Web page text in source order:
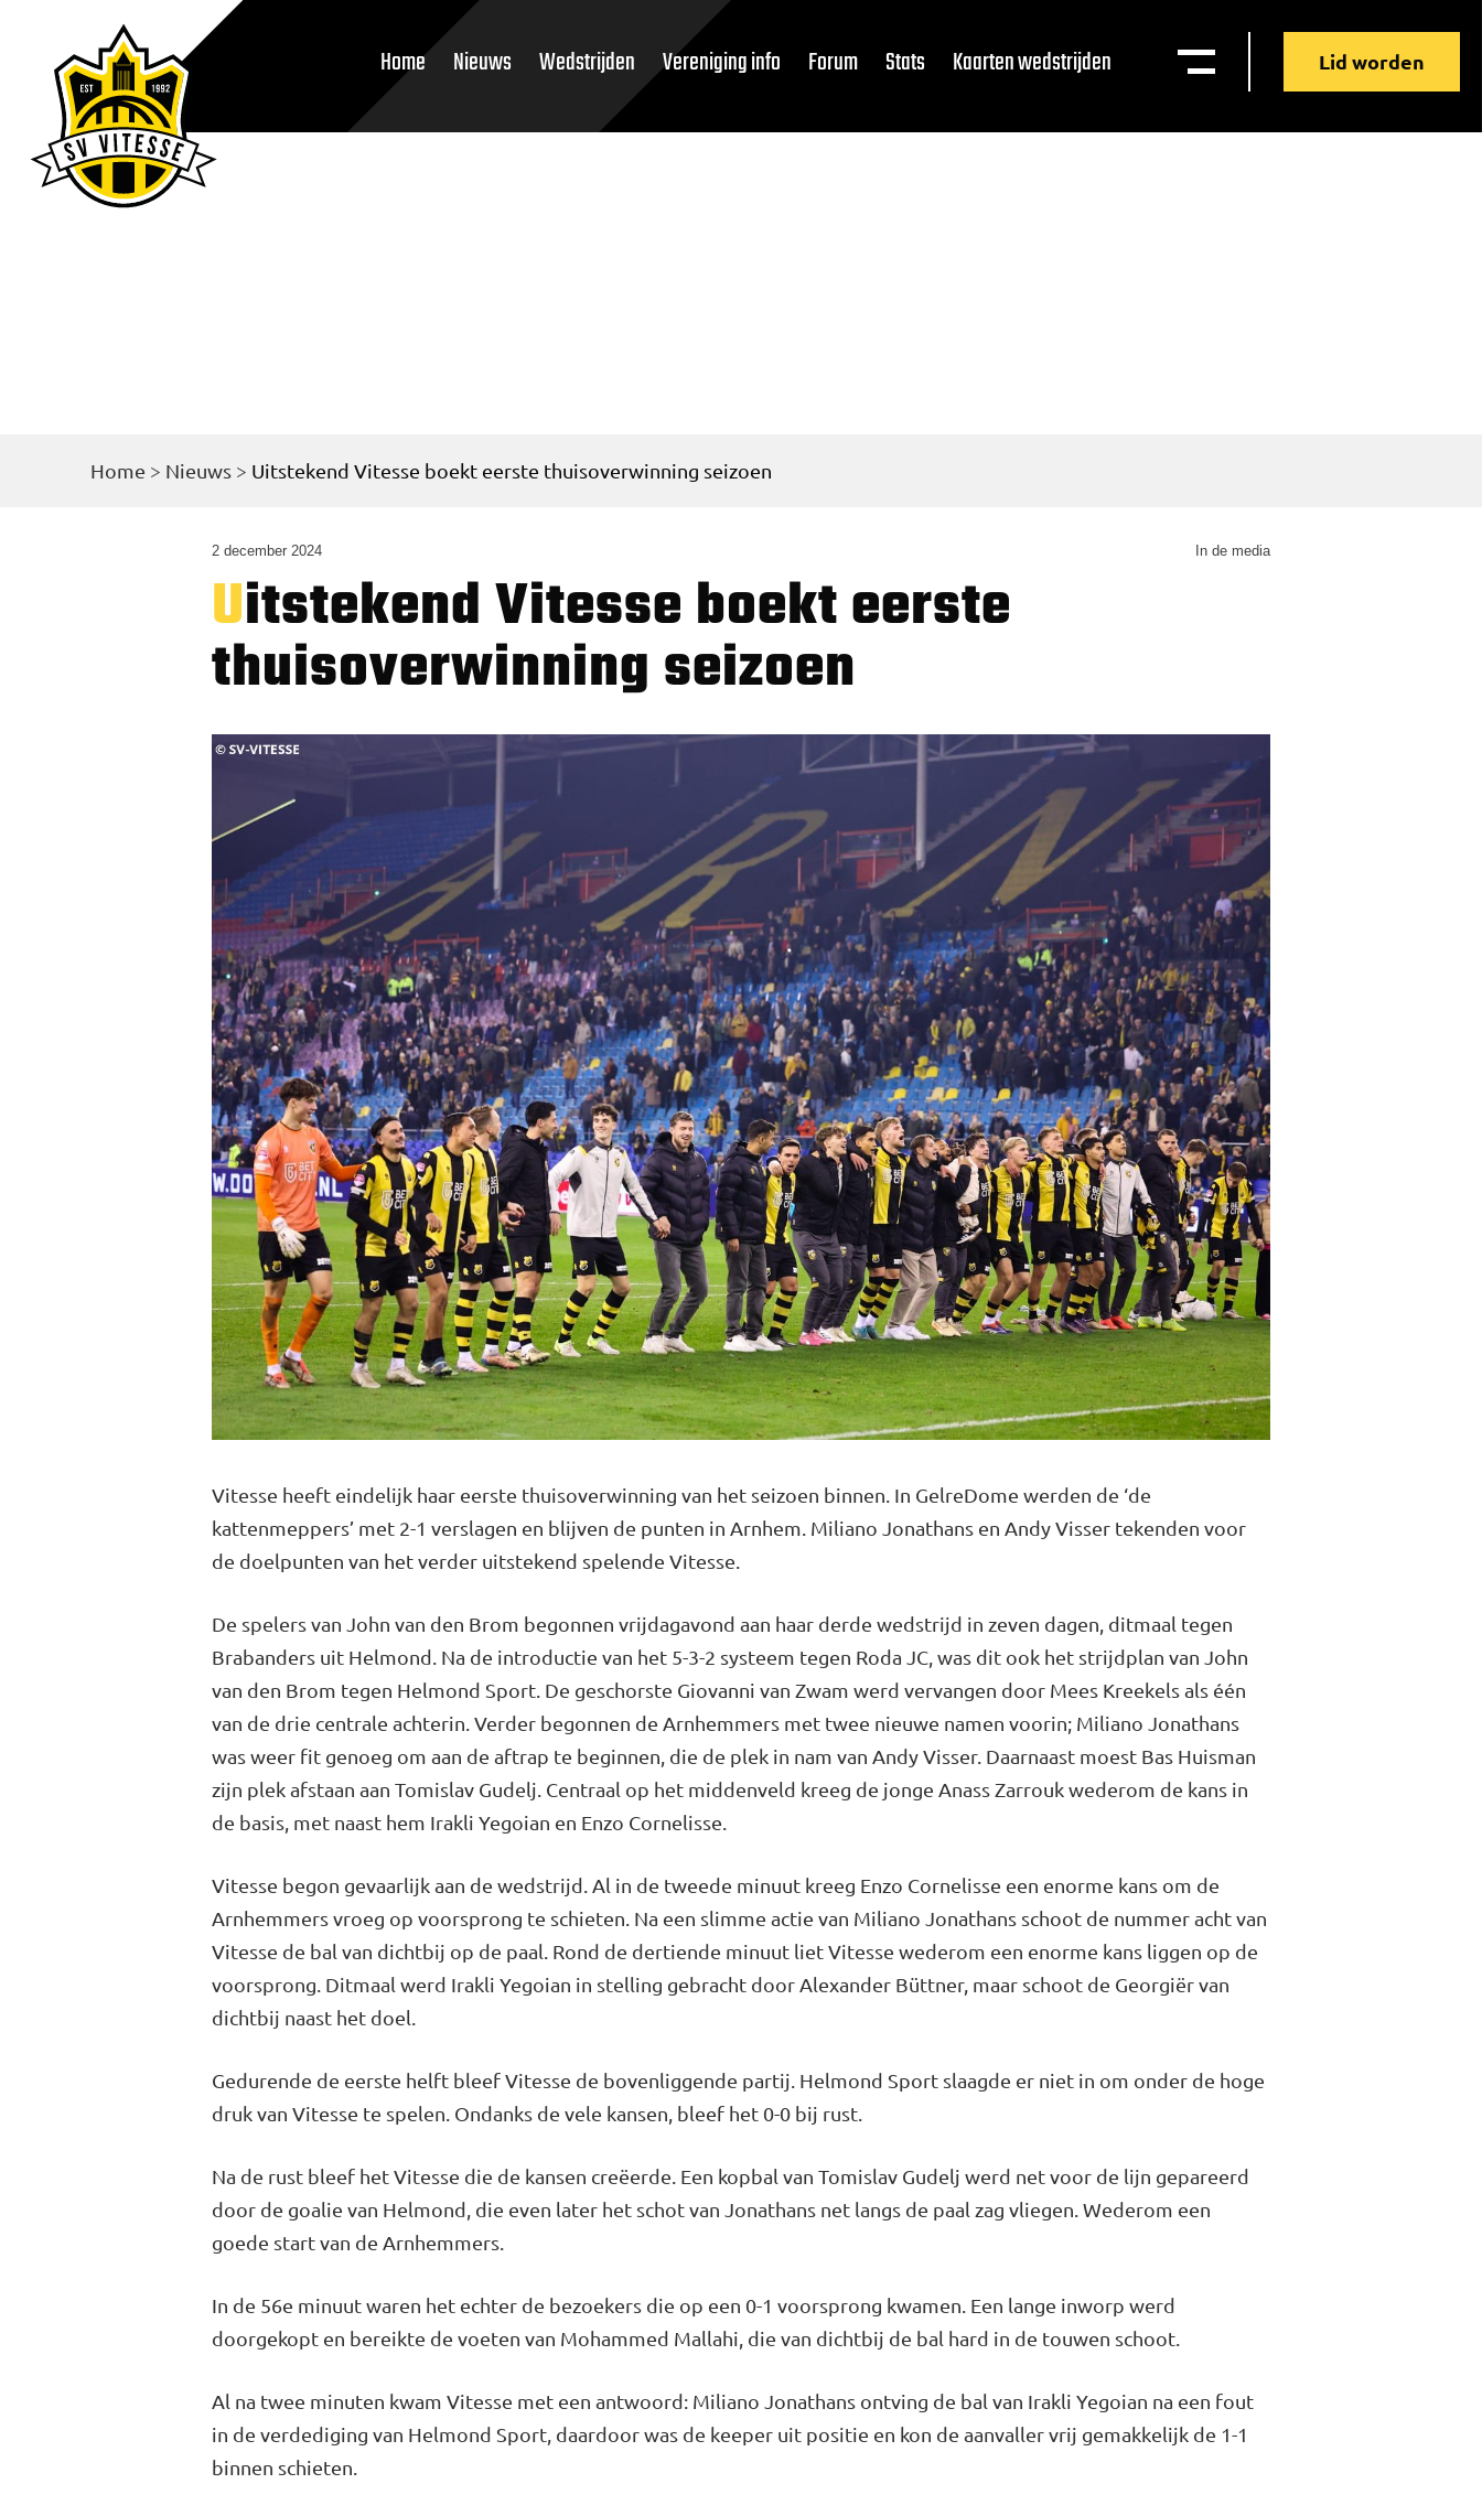
Home Nieuws Wedstrijden Vereniging info Forum Stats Kaarten wedstrijden Lid worden
Home > Nieuws > Uitstekend Vitesse boekt eerste thuisoverwinning seizoen
2 december 2024 In de media
Uitstekend Vitesse boekt eerste
thuisoverwinning seizoen
Vitesse heeft eindelijk haar eerste thuisoverwinning van het seizoen binnen. In GelreDome werden de ‘de
kattenmeppers’ met 2-1 verslagen en blijven de punten in Arnhem. Miliano Jonathans en Andy Visser tekenden voor
de doelpunten van het verder uitstekend spelende Vitesse.
De spelers van John van den Brom begonnen vrijdagavond aan haar derde wedstrijd in zeven dagen, ditmaal tegen
Brabanders uit Helmond. Na de introductie van het 5-3-2 systeem tegen Roda JC, was dit ook het strijdplan van John
van den Brom tegen Helmond Sport. De geschorste Giovanni van Zwam werd vervangen door Mees Kreekels als één
van de drie centrale achterin. Verder begonnen de Arnhemmers met twee nieuwe namen voorin; Miliano Jonathans
was weer fit genoeg om aan de aftrap te beginnen, die de plek in nam van Andy Visser. Daarnaast moest Bas Huisman
zijn plek afstaan aan Tomislav Gudelj. Centraal op het middenveld kreeg de jonge Anass Zarrouk wederom de kans in
de basis, met naast hem Irakli Yegoian en Enzo Cornelisse.
Vitesse begon gevaarlijk aan de wedstrijd. Al in de tweede minuut kreeg Enzo Cornelisse een enorme kans om de
Arnhemmers vroeg op voorsprong te schieten. Na een slimme actie van Miliano Jonathans schoot de nummer acht van
Vitesse de bal van dichtbij op de paal. Rond de dertiende minuut liet Vitesse wederom een enorme kans liggen op de
voorsprong. Ditmaal werd Irakli Yegoian in stelling gebracht door Alexander Büttner, maar schoot de Georgiër van
dichtbij naast het doel.
Gedurende de eerste helft bleef Vitesse de bovenliggende partij. Helmond Sport slaagde er niet in om onder de hoge
druk van Vitesse te spelen. Ondanks de vele kansen, bleef het 0-0 bij rust.
Na de rust bleef het Vitesse die de kansen creëerde. Een kopbal van Tomislav Gudelj werd net voor de lijn gepareerd
door de goalie van Helmond, die even later het schot van Jonathans net langs de paal zag vliegen. Wederom een
goede start van de Arnhemmers.
In de 56e minuut waren het echter de bezoekers die op een 0-1 voorsprong kwamen. Een lange inworp werd
doorgekopt en bereikte de voeten van Mohammed Mallahi, die van dichtbij de bal hard in de touwen schoot.
Al na twee minuten kwam Vitesse met een antwoord: Miliano Jonathans ontving de bal van Irakli Yegoian na een fout
in de verdediging van Helmond Sport, daardoor was de keeper uit positie en kon de aanvaller vrij gemakkelijk de 1-1
binnen schieten.